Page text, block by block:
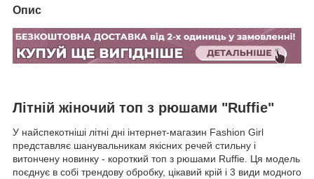
Опис
Літній жіночий топ з рюшами "Ruffie"
У найспекотніші літні дні інтернет-магазин Fashion Girl
представляє шанувальникам якісних речей стильну і
витончену новинку - короткий топ з рюшами Ruffie. Ця модель
поєднує в собі трендову обробку, цікавий крій і 3 види модного